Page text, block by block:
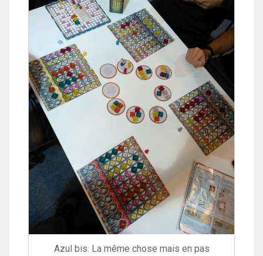
Azul bis. La même chose mais en pas